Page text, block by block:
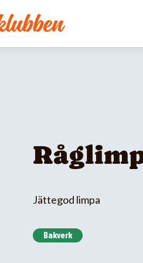
Jättegod limpa
Bakverk